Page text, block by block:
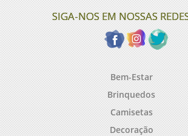
SIGA-NOS EM NOSSAS
Bem-Estar
Brinquedos
Camisetas
Decoração